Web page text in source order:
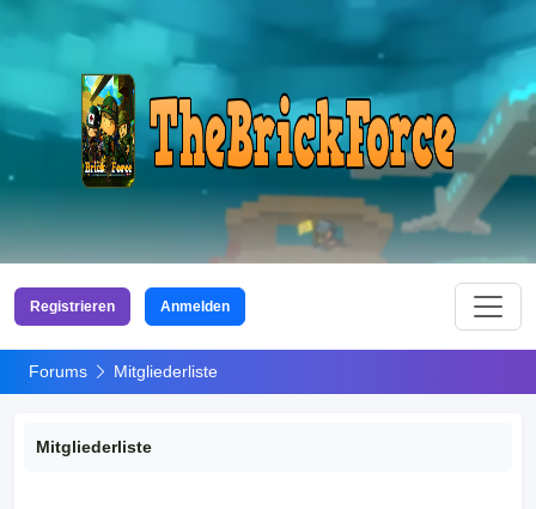
Registrieren Anmelden
Forums Mitgliederliste
Mitgliederliste